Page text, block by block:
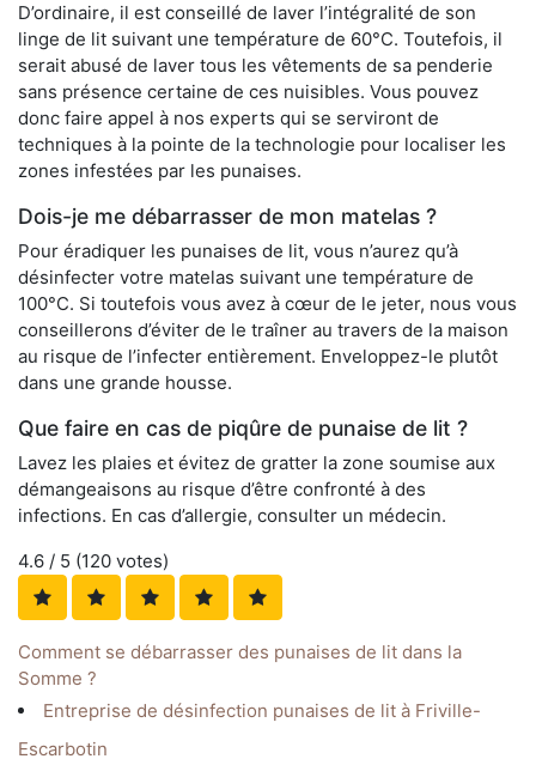
D’ordinaire, il est conseillé de laver l’intégralité de son
linge de lit suivant une température de 60°C. Toutefois, il
serait abusé de laver tous les vêtements de sa penderie
sans présence certaine de ces nuisibles. Vous pouvez
donc faire appel à nos experts qui se serviront de
techniques à la pointe de la technologie pour localiser les
zones infestées par les punaises.
Dois-je me débarrasser de mon matelas ?
Pour éradiquer les punaises de lit, vous n’aurez qu’à
désinfecter votre matelas suivant une température de
100°C. Si toutefois vous avez à cœur de le jeter, nous vous
conseillerons d’éviter de le traîner au travers de la maison
au risque de l’infecter entièrement. Enveloppez-le plutôt
dans une grande housse.
Que faire en cas de piqûre de punaise de lit ?
Lavez les plaies et évitez de gratter la zone soumise aux
démangeaisons au risque d’être confronté à des
infections. En cas d’allergie, consulter un médecin.
4.6 / 5 (120 votes)
Comment se débarrasser des punaises de lit dans la
Somme ?
Entreprise de désinfection punaises de lit à Friville-
Escarbotin